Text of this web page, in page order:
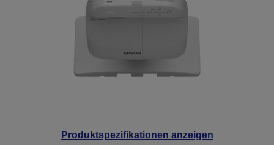
Produktspezifikationen anzeigen